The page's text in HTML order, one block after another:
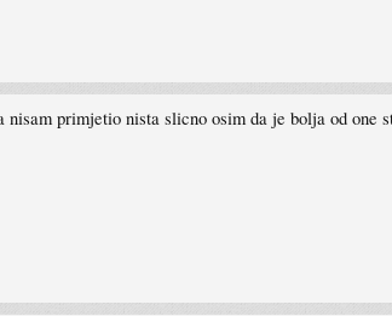
primjetio nista slicno osim da je bolja od one